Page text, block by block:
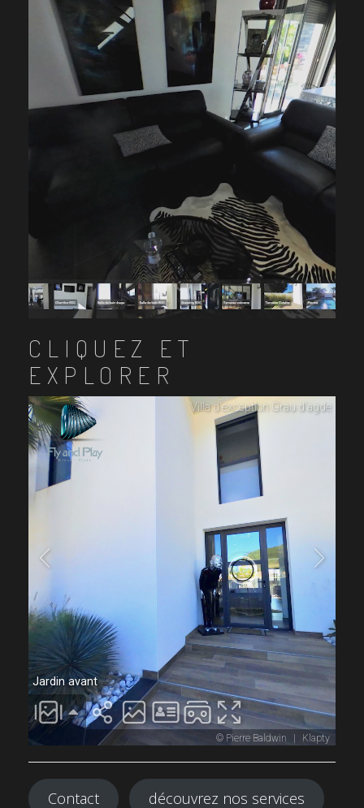
CLIQUEZ ET
EXPLORER
Contact découvrez nos services